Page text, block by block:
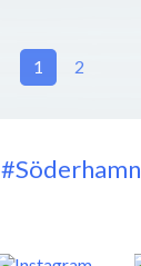
#Söderhamn
1 2